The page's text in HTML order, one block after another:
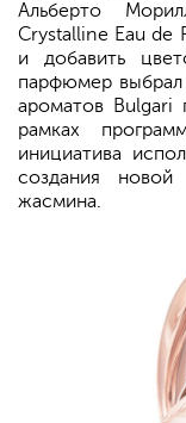
Альберто
Crystalline Eau de
и добавить
парфюмер
ароматов Bulgari
рамках
инициатива
создания новой
жасмина.